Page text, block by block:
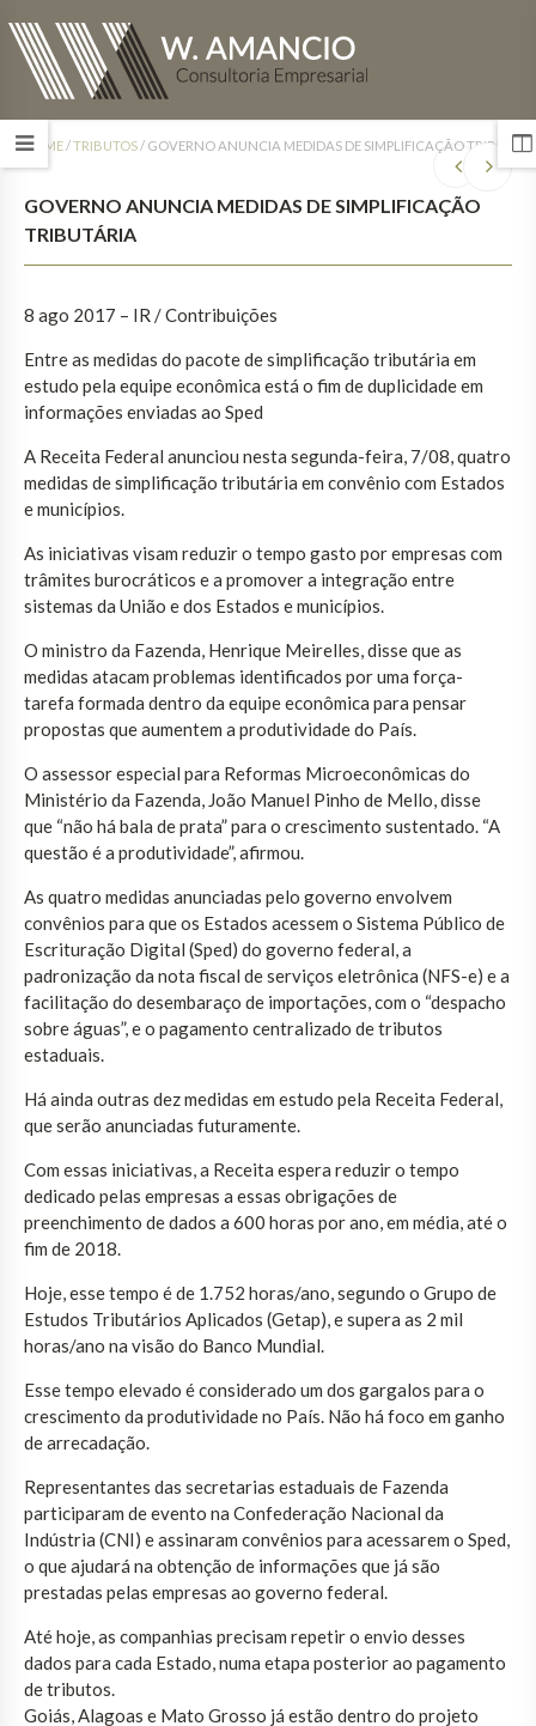
HOME/TRIBUTOS/ GOVERNO ANUNCIA MEDIDAS DE SIMPLIFICAÇÃO
GOVERNO ANUNCIA MEDIDAS DE SIMPLIFICAÇÃO
TRIBUTÁRIA
8 ago 2017 – IR / Contribuições
Entre as medidas do pacote de simplificação tributária em
estudo pela equipe econômica está o fim de duplicidade em
informações enviadas ao Sped
A Receita Federal anunciou nesta segunda-feira, 7/08, quatro
medidas de simplificação tributária em convênio com Estados
e municípios.
As iniciativas visam reduzir o tempo gasto por empresas com
trâmites burocráticos e a promover a integração entre
sistemas da União e dos Estados e municípios.
O ministro da Fazenda, Henrique Meirelles, disse que as
medidas atacam problemas identificados por uma força-
tarefa formada dentro da equipe econômica para pensar
propostas que aumentem a produtividade do País.
O assessor especial para Reformas Microeconômicas do
Ministério da Fazenda, João Manuel Pinho de Mello, disse
que “não há bala de prata” para o crescimento sustentado. “A
questão é a produtividade”, afirmou.
As quatro medidas anunciadas pelo governo envolvem
convênios para que os Estados acessem o Sistema Público de
Escrituração Digital (Sped) do governo federal, a
padronização da nota fiscal de serviços eletrônica (NFS-e) e a
facilitação do desembaraço de importações, com o “despacho
sobre águas”, e o pagamento centralizado de tributos
estaduais.
Há ainda outras dez medidas em estudo pela Receita Federal,
que serão anunciadas futuramente.
Com essas iniciativas, a Receita espera reduzir o tempo
dedicado pelas empresas a essas obrigações de
preenchimento de dados a 600 horas por ano, em média, até o
fim de 2018.
Hoje, esse tempo é de 1.752 horas/ano, segundo o Grupo de
Estudos Tributários Aplicados (Getap), e supera as 2 mil
horas/ano na visão do Banco Mundial.
Esse tempo elevado é considerado um dos gargalos para o
crescimento da produtividade no País. Não há foco em ganho
de arrecadação.
Representantes das secretarias estaduais de Fazenda
participaram de evento na Confederação Nacional da
Indústria (CNI) e assinaram convênios para acessarem o Sped,
o que ajudará na obtenção de informações que já são
prestadas pelas empresas ao governo federal.
Até hoje, as companhias precisam repetir o envio desses
dados para cada Estado, numa etapa posterior ao pagamento
de tributos.
Goiás, Alagoas e Mato Grosso já estão dentro do projeto